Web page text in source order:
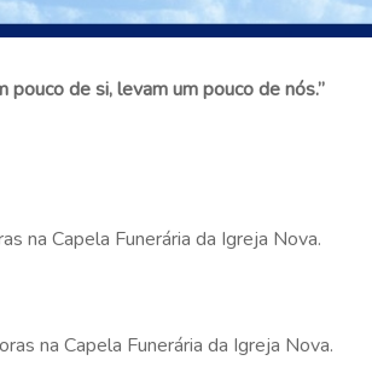
pouco de si, levam um pouco de nós.”
na Capela Funerária da Igreja Nova.
na Capela Funerária da Igreja Nova.